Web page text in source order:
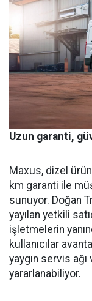
Uzun garanti,
Maxus, dizel ürün
km garanti ile
sunuyor. Doğan
yayılan yetkili
işletmelerin
kullanıcılar
yaygın servis
yararlanabiliyor.